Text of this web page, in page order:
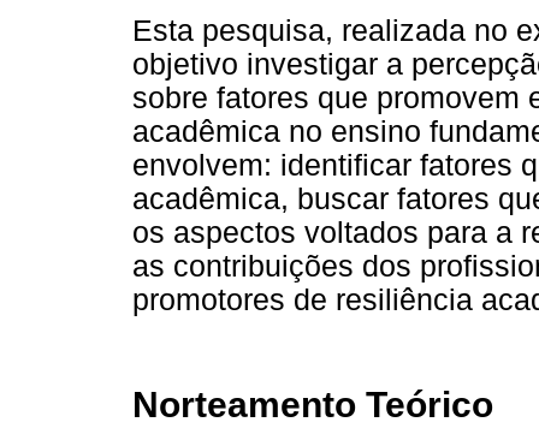
Esta pesquisa, realizada no
objetivo investigar a
sobre fatores que promovem
acadêmica no ensino
envolvem: identificar fatores
acadêmica, buscar fatores
os aspectos voltados para a
as contribuições dos
promotores de resiliência
Norteamento Teórico